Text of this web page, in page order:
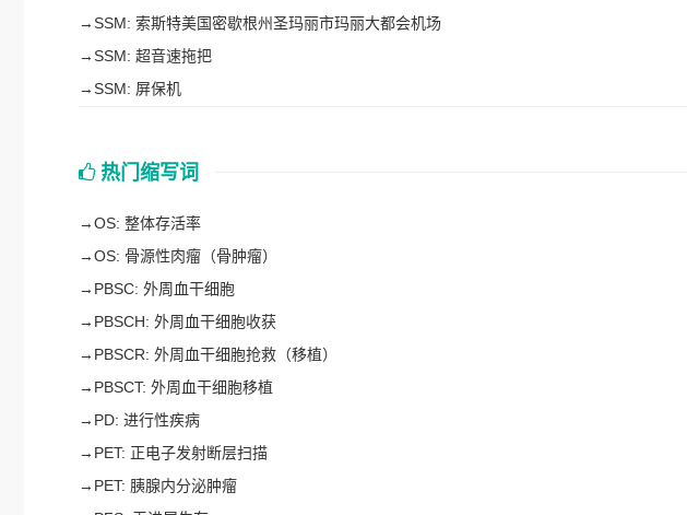
→SSM: 索斯特美国密歇根州圣玛丽市玛丽大都会机场
→SSM: 超音速拖把
→SSM: 屏保机
热门缩写词
→OS: 整体存活率
→OS: 骨源性肉瘤（骨肿瘤）
→ PBSC: 外周血干细胞
→ PBSCH: 外周血干细胞收获
→ PBSCR: 外周血干细胞抢救（移植）
→ PBSCT: 外周血干细胞移植
→ PD: 进行性疾病
→ PET: 正电子发射断层扫描
→ PET: 胰腺内分泌肿瘤